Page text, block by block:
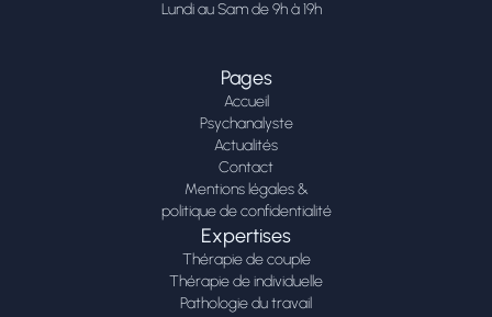
Lundi au Sam de 9h à 19h
Pages
Accueil
Psychanalyste
Actualités
Contact
Mentions légales &
politique de confidentialité
Expertises
Thérapie de couple
Thérapie de individuelle
Pathologie du travail